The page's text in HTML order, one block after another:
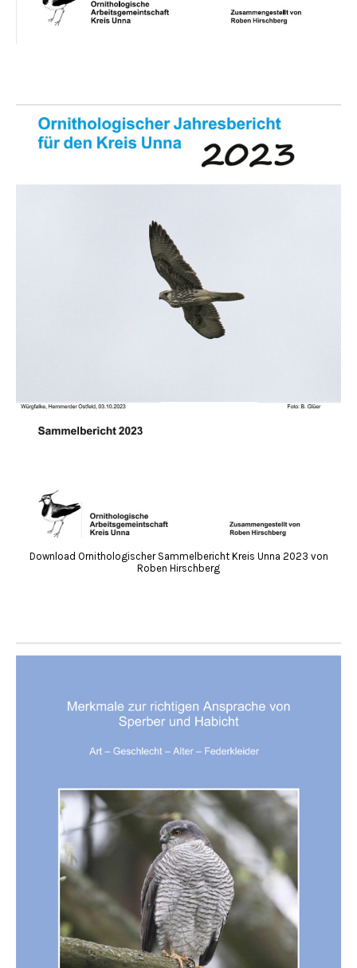
Download Ornithologischer Sammelbericht Kreis Unna 2023 von
Roben Hirschberg